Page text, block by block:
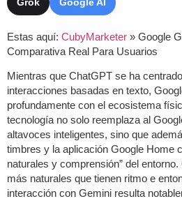
Estas aquí: CubyMarketer » Google
Comparativa Real Para Usuarios
Mientras que ChatGPT se ha
interacciones basadas en texto,
profundamente con el ecosistema
tecnología no solo reemplaza al
altavoces inteligentes, sino que
timbres y la aplicación Google Home
naturales y comprensión” del
más naturales que tienen ritmo e
interacción con Gemini resulta